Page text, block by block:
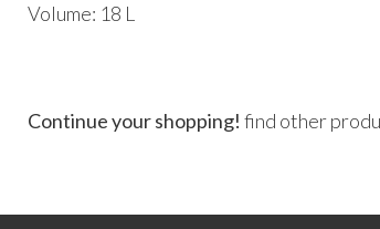
Volume: 18 L
Continue your shopping! find other